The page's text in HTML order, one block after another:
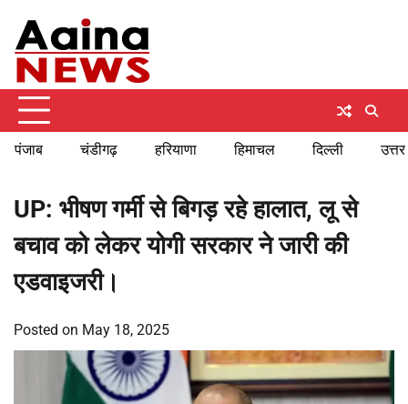
content
पंजाब चंडीगढ़ हरियाणा हिमाचल दिल्ली
UP: भीषण गर्मी से बिगड़ रहे हालात, लू से
बचाव को लेकर योगी सरकार ने जारी की
एडवाइजरी।
Posted on May 18, 2025